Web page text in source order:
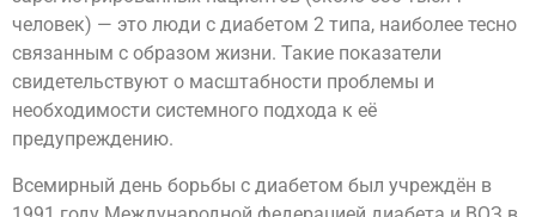
человек) — это люди с диабетом 2 типа, наиболее тесно
связанным с образом жизни. Такие показатели
свидетельствуют о масштабности проблемы и
необходимости системного подхода к её
предупреждению.
Всемирный день борьбы с диабетом был учреждён в